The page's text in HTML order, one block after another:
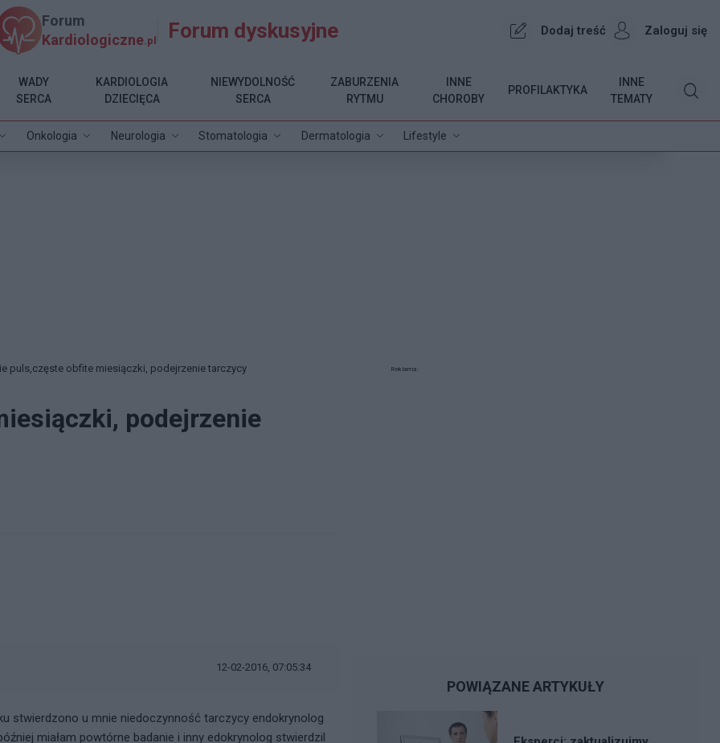
Forum
Kardiologiczne .pl Forum dyskusyjne Dodaj treść Zaloguj się
Onkologia Neurologia Stomatologia Dermatologia Lifestyle
WADY
SERCA
KARDIOLOGIA
DZIECIĘCA
NIEWYDOLNOŚĆ
SERCA
ZABURZENIA
RYTMU
INNE
CHOROBY
PROFILAKTYKA
INNE
TEMATY
puls,częste obfite miesiączki, podejrzenie tarczycy
podejrzenie
12-02-2016, 07:05:34
stwierdzono u mnie niedoczynność tarczycy endokrynolog
miałam powtórne badanie i inny edokrynolog stwierdzil
Reklama:
POWIĄZANE ARTYKUŁY